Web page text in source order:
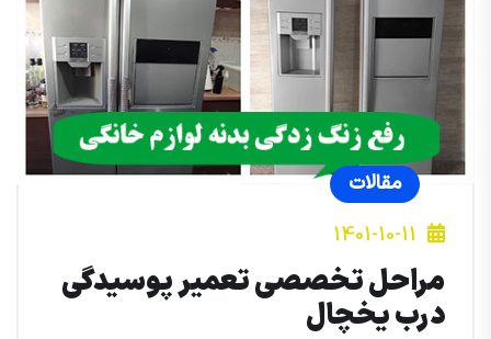
مقالات
1401-10-11
مراحل تخصصی تعمیر پوسیدگی
درب یخچال